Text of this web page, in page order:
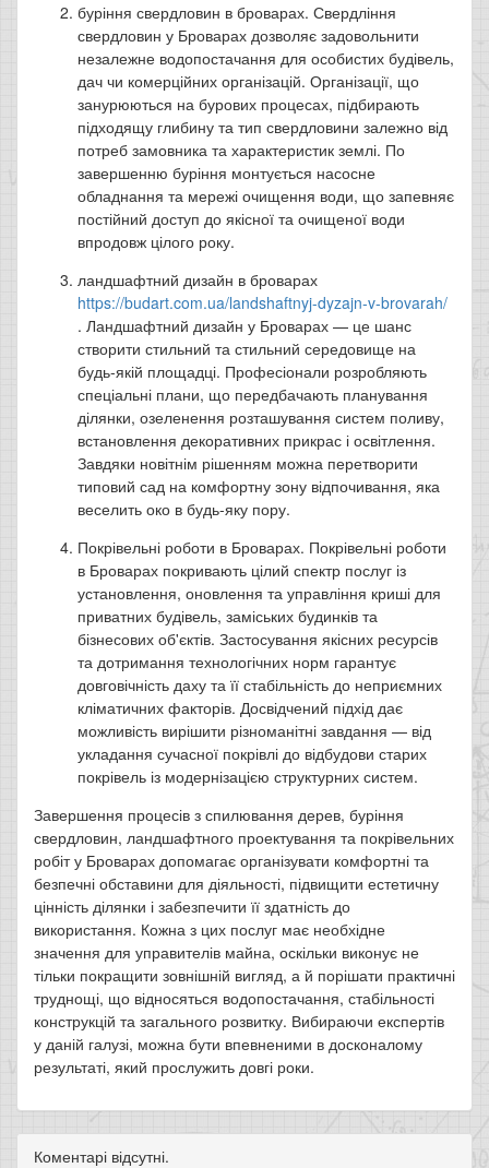
буріння свердловин в броварах. Свердління
свердловин у Броварах дозволяє задовольнити
незалежне водопостачання для особистих будівель,
дач чи комерційних організацій. Організації, що
занурюються на бурових процесах, підбирають
підходящу глибину та тип свердловини залежно від
потреб замовника та характеристик землі. По
завершенню буріння монтується насосне
обладнання та мережі очищення води, що запевняє
постійний доступ до якісної та очищеної води
впродовж цілого року.
ландшафтний дизайн в броварах
https://budart.com.ua/landshaftnyj-dyzajn-v-brovarah/
. Ландшафтний дизайн у Броварах — це шанс
створити стильний та стильний середовище на
будь-якій площадці. Професіонали розробляють
спеціальні плани, що передбачають планування
ділянки, озеленення розташування систем поливу,
встановлення декоративних прикрас і освітлення.
Завдяки новітнім рішенням можна перетворити
типовий сад на комфортну зону відпочивання, яка
веселить око в будь-яку пору.
Покрівельні роботи в Броварах. Покрівельні роботи
в Броварах покривають цілий спектр послуг із
установлення, оновлення та управління криші для
приватних будівель, заміських будинків та
бізнесових об'єктів. Застосування якісних ресурсів
та дотримання технологічних норм гарантує
довговічність даху та її стабільність до неприємних
кліматичних факторів. Досвідчений підхід дає
можливість вирішити різноманітні завдання — від
укладання сучасної покрівлі до відбудови старих
покрівель із модернізацією структурних систем.
Завершення процесів з спилювання дерев, буріння
свердловин, ландшафтного проектування та покрівельних
робіт у Броварах допомагає організувати комфортні та
безпечні обставини для діяльності, підвищити естетичну
цінність ділянки і забезпечити її здатність до
використання. Кожна з цих послуг має необхідне
значення для управителів майна, оскільки виконує не
тільки покращити зовнішній вигляд, а й порішати практичні
труднощі, що відносяться водопостачання, стабільності
конструкцій та загального розвитку. Вибираючи експертів
у даній галузі, можна бути впевненими в досконалому
результаті, який прослужить довгі роки.
Коментарі відсутні.